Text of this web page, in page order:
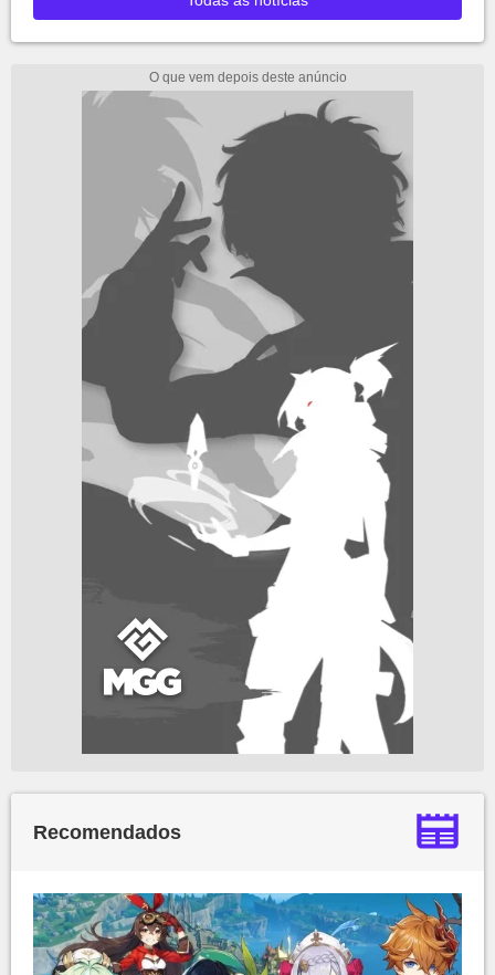
Recomendados